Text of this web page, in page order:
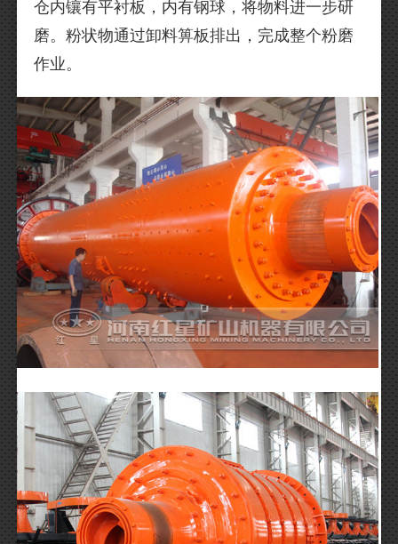
仓内镶有平衬板，内有钢球，将物料进一步研
磨。粉状物通过卸料箅板排出，完成整个粉磨
作业。